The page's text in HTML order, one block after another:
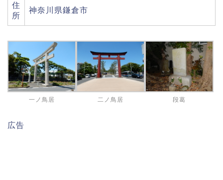
住
所
神奈川県鎌倉市
一ノ鳥居 二ノ鳥居 段葛
広告